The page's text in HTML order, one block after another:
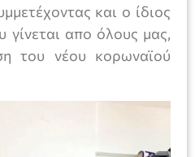
και ο ίδιος
γίνεται απο όλους μας,
του νέου κορωναϊού